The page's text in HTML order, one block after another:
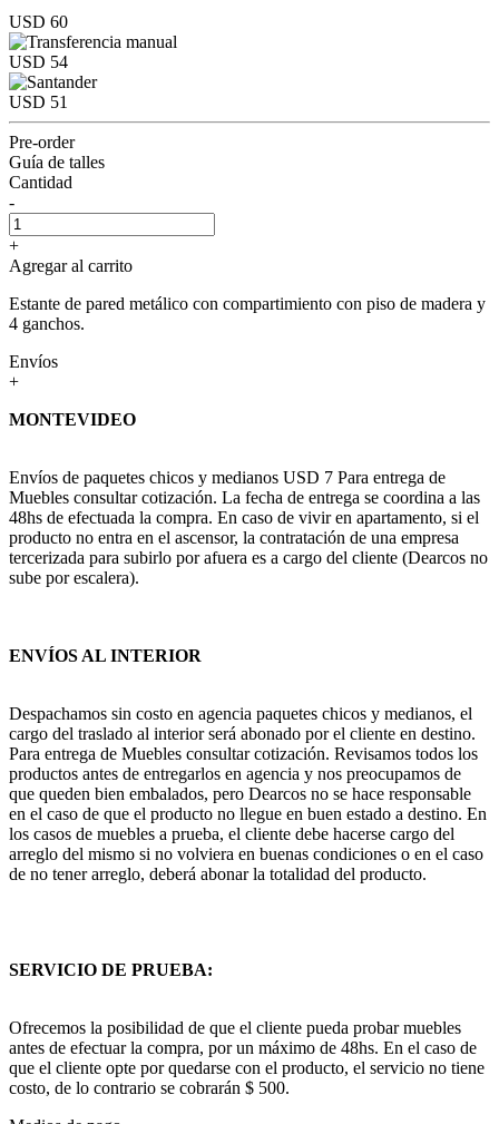
USD 60
USD 54
USD 51
Pre-order
Guía de talles
Cantidad
-
+
Agregar al carrito
Estante de pared metálico con compartimiento con piso de madera y
4 ganchos.
Envíos
+
MONTEVIDEO
Envíos de paquetes chicos y medianos USD 7 Para entrega de
Muebles consultar cotización. La fecha de entrega se coordina a las
48hs de efectuada la compra. En caso de vivir en apartamento, si el
producto no entra en el ascensor, la contratación de una empresa
tercerizada para subirlo por afuera es a cargo del cliente (Dearcos no
sube por escalera).
ENVÍOS AL INTERIOR
Despachamos sin costo en agencia paquetes chicos y medianos, el
cargo del traslado al interior será abonado por el cliente en destino.
Para entrega de Muebles consultar cotización. Revisamos todos los
productos antes de entregarlos en agencia y nos preocupamos de
que queden bien embalados, pero Dearcos no se hace responsable
en el caso de que el producto no llegue en buen estado a destino. En
los casos de muebles a prueba, el cliente debe hacerse cargo del
arreglo del mismo si no volviera en buenas condiciones o en el caso
de no tener arreglo, deberá abonar la totalidad del producto.
SERVICIO DE PRUEBA:
Ofrecemos la posibilidad de que el cliente pueda probar muebles
antes de efectuar la compra, por un máximo de 48hs. En el caso de
que el cliente opte por quedarse con el producto, el servicio no tiene
costo, de lo contrario se cobrarán $ 500.